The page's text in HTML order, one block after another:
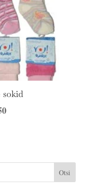
sokid
Praegune